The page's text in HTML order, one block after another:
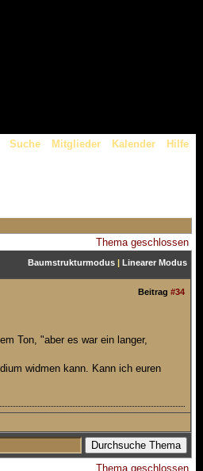
Suche Mitglieder Kalender Hilfe
Thema geschlossen
Baumstrukturmodus | Linearer Modus
Beitrag #34
Ton, "aber es war ein langer,
widmen kann. Kann ich euren
Thema geschlossen